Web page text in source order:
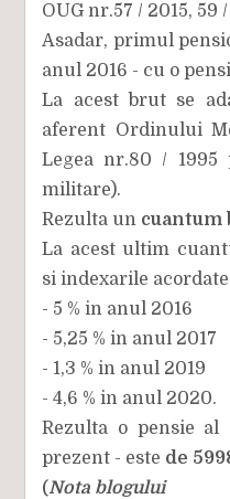
OUG nr.57 / 2015, 59
Asadar, primul
anul 2016 - cu o
La acest brut se
aferent Ordinului
Legea nr.80 /
militare).
Rezulta un cuantum
La acest ultim
si indexarile
- 5 % in anul 2016
- 5,25 % in anul 2017
- 1,3 % in anul 2019
- 4,6 % in anul 2020.
Rezulta o pensie
prezent - este de
(Nota blogului